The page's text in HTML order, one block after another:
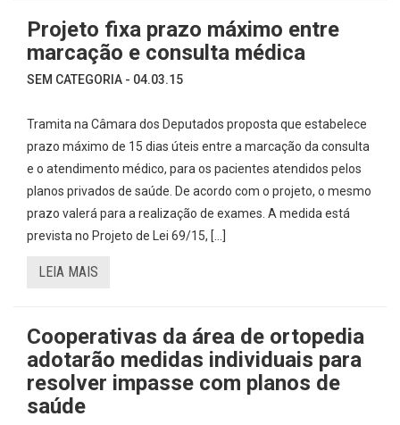
Projeto fixa prazo máximo entre
marcação e consulta médica
SEM CATEGORIA - 04.03.15
Tramita na Câmara dos Deputados proposta que estabelece
prazo máximo de 15 dias úteis entre a marcação da consulta
e o atendimento médico, para os pacientes atendidos pelos
planos privados de saúde. De acordo com o projeto, o mesmo
prazo valerá para a realização de exames. A medida está
prevista no Projeto de Lei 69/15, […]
LEIA MAIS
Cooperativas da área de ortopedia
adotarão medidas individuais para
resolver impasse com planos de
saúde